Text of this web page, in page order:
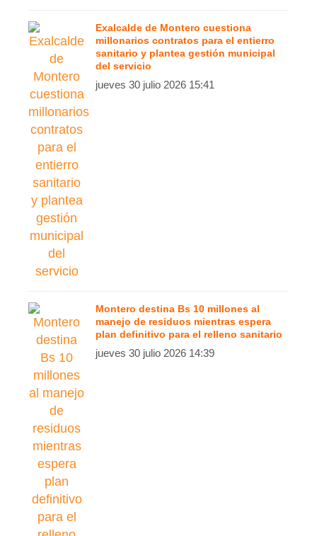
Exalcalde de Montero cuestiona
millonarios contratos para el entierro
sanitario y plantea gestión municipal
del servicio
jueves 30 julio 2026 15:41
Montero destina Bs 10 millones al
manejo de residuos mientras espera
plan definitivo para el relleno sanitario
jueves 30 julio 2026 14:39